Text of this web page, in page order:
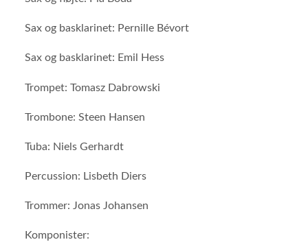
Sax og basklarinet: Pernille Bévort
Sax og basklarinet: Emil Hess
Trompet: Tomasz Dabrowski
Trombone: Steen Hansen
Tuba: Niels Gerhardt
Percussion: Lisbeth Diers
Trommer: Jonas Johansen
Komponister: